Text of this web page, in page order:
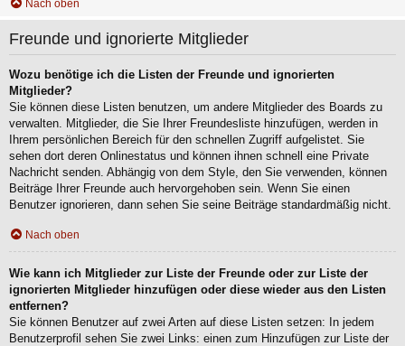
Nach oben
Freunde und ignorierte Mitglieder
Wozu benötige ich die Listen der Freunde und ignorierten
Mitglieder?
Sie können diese Listen benutzen, um andere Mitglieder des Boards zu
verwalten. Mitglieder, die Sie Ihrer Freundesliste hinzufügen, werden in
Ihrem persönlichen Bereich für den schnellen Zugriff aufgelistet. Sie
sehen dort deren Onlinestatus und können ihnen schnell eine Private
Nachricht senden. Abhängig von dem Style, den Sie verwenden, können
Beiträge Ihrer Freunde auch hervorgehoben sein. Wenn Sie einen
Benutzer ignorieren, dann sehen Sie seine Beiträge standardmäßig nicht.
Nach oben
Wie kann ich Mitglieder zur Liste der Freunde oder zur Liste der
ignorierten Mitglieder hinzufügen oder diese wieder aus den Listen
entfernen?
Sie können Benutzer auf zwei Arten auf diese Listen setzen: In jedem
Benutzerprofil sehen Sie zwei Links: einen zum Hinzufügen zur Liste der